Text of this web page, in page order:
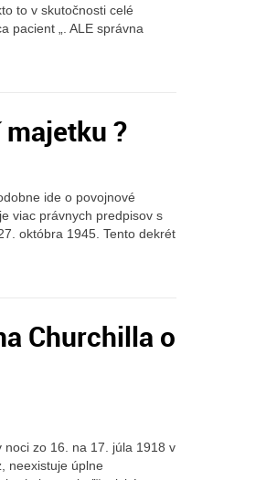
to v skutočnosti celé
pacient „. ALE správna
?
ide o povojnové
viac právnych predpisov s
októbra 1945. Tento dekrét
Churchilla o
noci zo 16. na 17. júla 1918 v
neexistuje úplne